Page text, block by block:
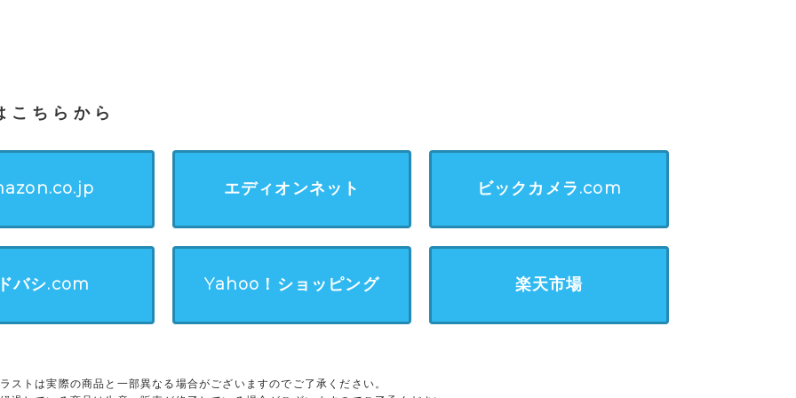
こちらから
エディオンネット ビックカメラ.com
バシ.com Yahoo！ショッピング 楽天市場
ストは実際の商品と一部異なる場合がございますのでご了承ください。